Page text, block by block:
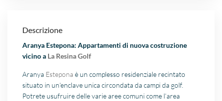
Descrizione
Aranya Estepona: Appartamenti di nuova costruzione
vicino a La Resina Golf
Aranya Estepona è un complesso residenziale recintato
situato in un’enclave unica circondata da campi da golf.
Potrete usufruire delle varie aree comuni come l’area